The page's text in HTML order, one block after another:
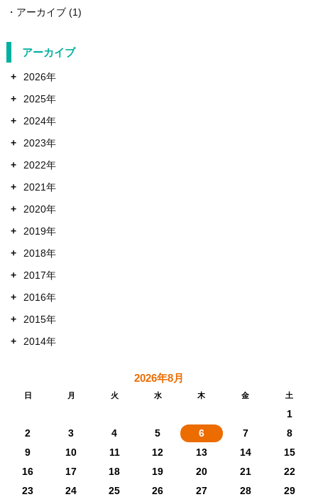
アーカイブ(1)
アーカイブ
+
2026年
+
2025年
+
2024年
+
2023年
+
2022年
+
2021年
+
2020年
+
2019年
+
2018年
+
2017年
+
2016年
+
2015年
+
2014年
2026年8月
日 月 火 水 木 金 土
1
2
3 4 5 6 7
8
9
10 11 12 13 14
15
16
17 18 19 20 21
22
23
24 25 26 27 28
29